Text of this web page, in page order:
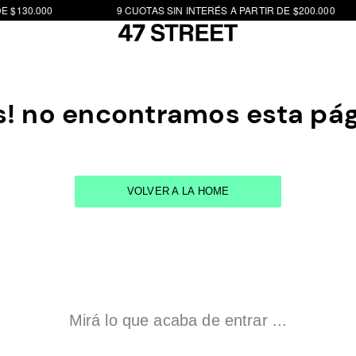
$130.000 9 CUOTAS SIN INTERÉS A PARTIR DE $200.000
no encontramos esta
VOLVER A LA HOME
Mirá lo que acaba de entrar ...